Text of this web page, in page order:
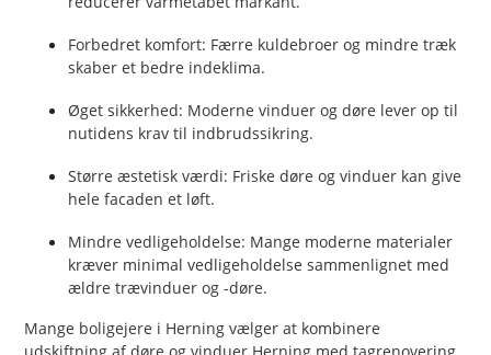
Forbedret komfort: Færre kuldebroer og mindre træk
skaber et bedre indeklima.
Øget sikkerhed: Moderne vinduer og døre lever op til
nutidens krav til indbrudssikring.
Større æstetisk værdi: Friske døre og vinduer kan give
hele facaden et løft.
Mindre vedligeholdelse: Mange moderne materialer
kræver minimal vedligeholdelse sammenlignet med
ældre trævinduer og -døre.
Mange boligejere i Herning vælger at kombinere
udskiftning af døre og vinduer Herning med tagrenovering